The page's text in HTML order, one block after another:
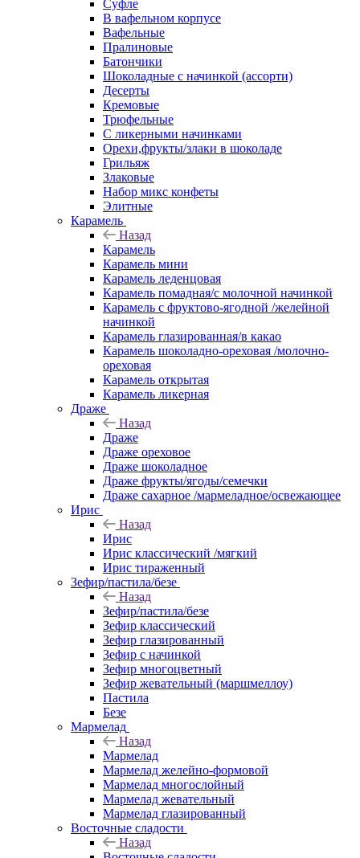
Суфле
В вафельном корпусе
Вафельные
Пралиновые
Батончики
Шоколадные с начинкой (ассорти)
Десерты
Кремовые
Трюфельные
С ликерными начинками
Орехи,фрукты/злаки в шоколаде
Грильяж
Злаковые
Набор микс конфеты
Элитные
Карамель
Назад
Карамель
Карамель мини
Карамель леденцовая
Карамель помадная/с молочной начинкой
Карамель с фруктово-ягодной /желейной
начинкой
Карамель глазированная/в какао
Карамель шоколадно-ореховая /молочно-
ореховая
Карамель открытая
Карамель ликерная
Драже
Назад
Драже
Драже ореховое
Драже шоколадное
Драже фрукты/ягоды/семечки
Драже сахарное /мармеладное/освежающее
Ирис
Назад
Ирис
Ирис классический /мягкий
Ирис тираженный
Зефир/пастила/безе
Назад
Зефир/пастила/безе
Зефир классический
Зефир глазированный
Зефир с начинкой
Зефир многоцветный
Зефир жевательный (маршмеллоу)
Пастила
Безе
Мармелад
Назад
Мармелад
Мармелад желейно-формовой
Мармелад многослойный
Мармелад жевательный
Мармелад глазированный
Восточные сладости
Назад